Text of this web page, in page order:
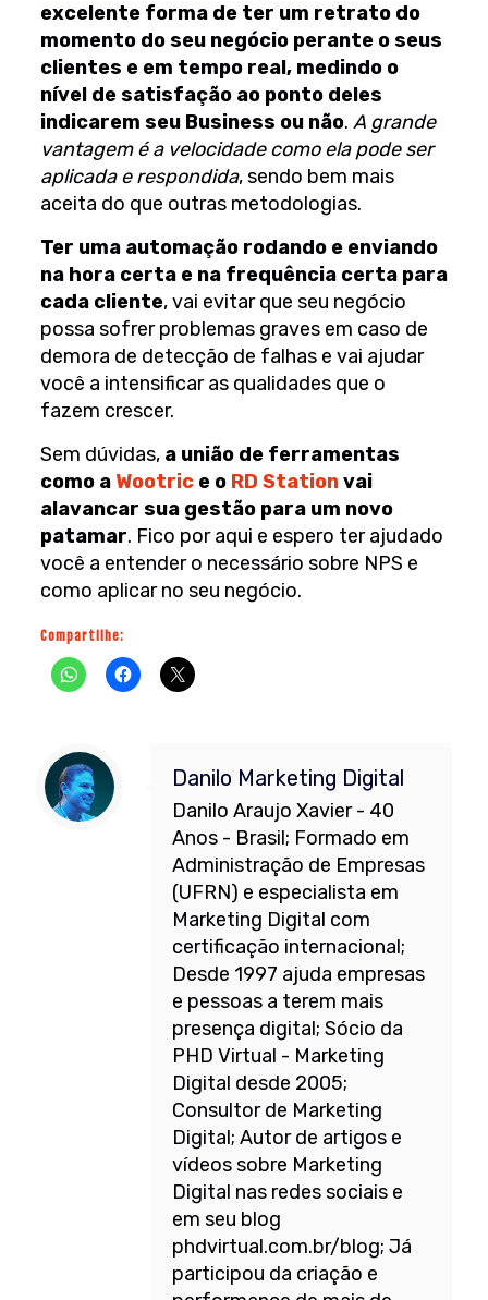
excelente forma de ter um retrato do
momento do seu negócio perante o seus
clientes e em tempo real, medindo o
nível de satisfação ao ponto deles
indicarem seu Business ou não. A grande
vantagem é a velocidade como ela pode ser
aplicada e respondida, sendo bem mais
aceita do que outras metodologias.
Ter uma automação rodando e enviando
na hora certa e na frequência certa para
cada cliente, vai evitar que seu negócio
possa sofrer problemas graves em caso de
demora de detecção de falhas e vai ajudar
você a intensificar as qualidades que o
fazem crescer.
Sem dúvidas,a união de ferramentas
como aWootrice o RD Stationvai
alavancar sua gestão para um novo
patamar. Fico por aqui e espero ter ajudado
você a entender o necessário sobre NPS e
como aplicar no seu negócio.
Compartilhe:
Danilo Marketing Digital
Danilo Araujo Xavier - 40
Anos - Brasil; Formado em
Administração de Empresas
(UFRN) e especialista em
Marketing Digital com
certificação internacional;
Desde 1997 ajuda empresas
e pessoas a terem mais
presença digital; Sócio da
PHD Virtual - Marketing
Digital desde 2005;
Consultor de Marketing
Digital; Autor de artigos e
vídeos sobre Marketing
Digital nas redes sociais e
em seu blog
phdvirtual.com.br/blog; Já
participou da criação e